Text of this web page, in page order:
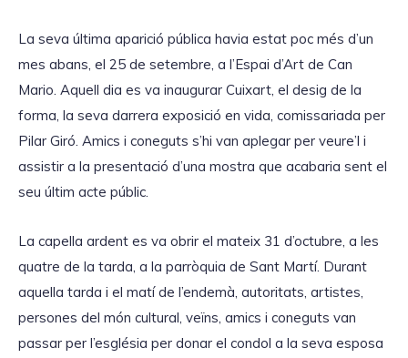
La seva última aparició pública havia estat poc més d’un
mes abans, el 25 de setembre, a l’Espai d’Art de Can
Mario. Aquell dia es va inaugurar Cuixart, el desig de la
forma, la seva darrera exposició en vida, comissariada per
Pilar Giró. Amics i coneguts s’hi van aplegar per veure’l i
assistir a la presentació d’una mostra que acabaria sent el
seu últim acte públic.
La capella ardent es va obrir el mateix 31 d’octubre, a les
quatre de la tarda, a la parròquia de Sant Martí. Durant
aquella tarda i el matí de l’endemà, autoritats, artistes,
persones del món cultural, veïns, amics i coneguts van
passar per l’església per donar el condol a la seva esposa